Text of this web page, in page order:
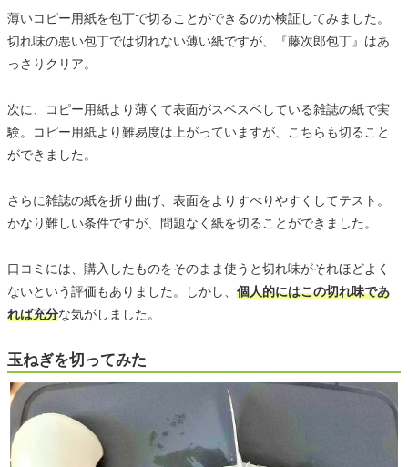
薄いコピー用紙を包丁で切ることができるのか検証してみました。
切れ味の悪い包丁では切れない薄い紙ですが、『藤次郎包丁』はあ
っさりクリア。
次に、コピー用紙より薄くて表面がスベスベしている雑誌の紙で実
験。コピー用紙より難易度は上がっていますが、こちらも切ること
ができました。
さらに雑誌の紙を折り曲げ、表面をよりすべりやすくしてテスト。
かなり難しい条件ですが、問題なく紙を切ることができました。
口コミには、購入したものをそのまま使うと切れ味がそれほどよく
ないという評価もありました。しかし、 個人的にはこの切れ味であ
れば充分な気がしました。
玉ねぎを切ってみた